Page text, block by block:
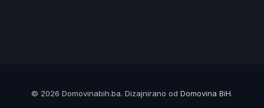
© 2026 Domovinabih.ba. Dizajnirano od Domovina BiH.